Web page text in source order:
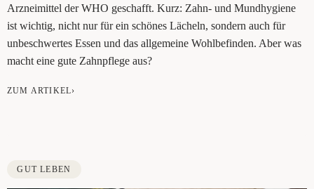
Arz­nei­mit­tel der WHO geschafft. Kurz: Zahn- und Mund­hy­gie­ne
ist wich­tig, nicht nur für ein schö­nes Lächeln, son­dern auch für
unbe­schwer­tes Essen und das all­ge­mei­ne Wohl­be­fin­den. Aber was
macht eine gute Zahn­pfle­ge aus?
ZUM ARTIKEL›
GUT LEBEN